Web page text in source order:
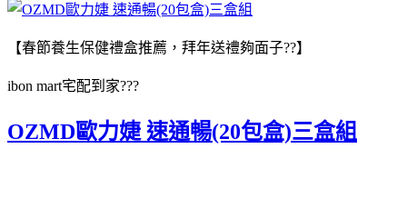
【春節養生保健禮盒推薦，拜年送禮夠面子??】
ibon mart宅配到家???
OZMD歐力婕 速通暢(20包盒)三盒組